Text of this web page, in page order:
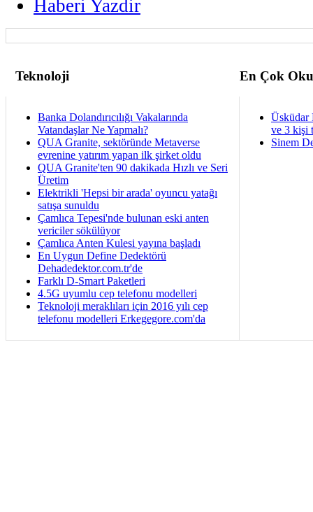
Haberi Yazdir
Teknoloji En Çok
Banka Dolandırıcılığı Vakalarında
Vatandaşlar Ne Yapmalı?
QUA Granite, sektöründe Metaverse
evrenine yatırım yapan ilk şirket oldu
QUA Granite'ten 90 dakikada Hızlı ve Seri
Üretim
Elektrikli 'Hepsi bir arada' oyuncu yatağı
satışa sunuldu
Çamlıca Tepesi'nde bulunan eski anten
vericiler sökülüyor
Çamlıca Anten Kulesi yayına başladı
En Uygun Define Dedektörü
Dehadedektor.com.tr'de
Farklı D-Smart Paketleri
4.5G uyumlu cep telefonu modelleri
Teknoloji meraklıları için 2016 yılı cep
telefonu modelleri Erkegegore.com'da
Üsküdar
ve 3 kişi
Sinem